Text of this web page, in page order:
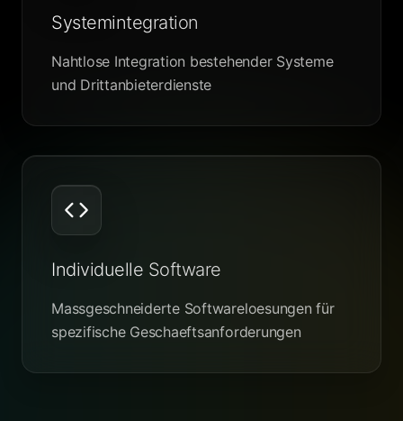
Systemintegration
Nahtlose Integration bestehender Systeme
und Drittanbieterdienste
Individuelle Software
Massgeschneiderte Softwareloesungen für
spezifische Geschaeftsanforderungen